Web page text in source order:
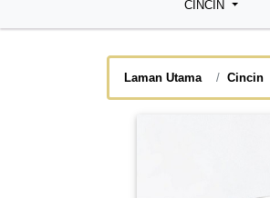
CINCIN
Laman Utama Cincin